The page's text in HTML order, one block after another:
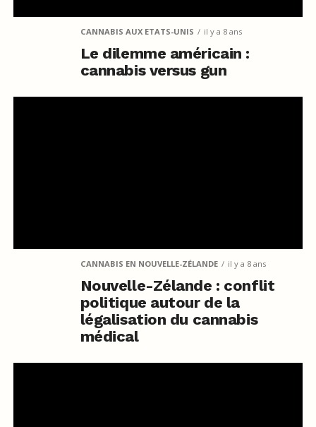
CANNABIS AUX ETATS-UNIS il y a 8 ans
Le dilemme américain :
cannabis versus gun
CANNABIS EN NOUVELLE-ZÉLANDE il y a 8 ans
Nouvelle-Zélande : conflit
politique autour de la
légalisation du cannabis
médical